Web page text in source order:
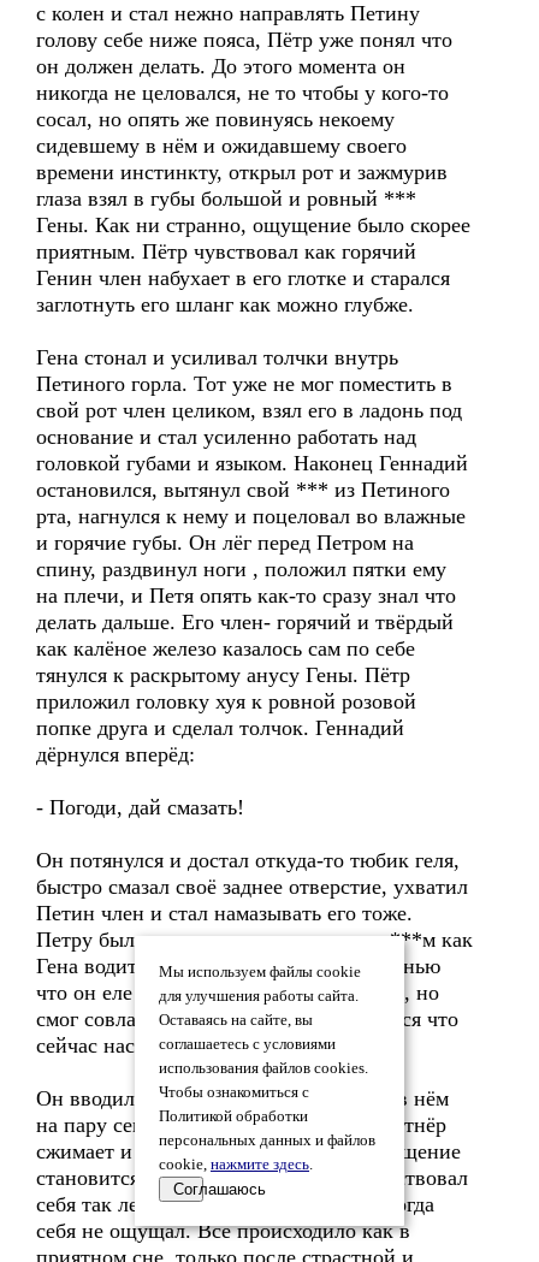
с колен и стал нежно направлять Петину
голову себе ниже пояса, Пётр уже понял что
он должен делать. До этого момента он
никогда не целовался, не то чтобы у кого-то
сосал, но опять же повинуясь некоему
сидевшему в нём и ожидавшему своего
времени инстинкту, открыл рот и зажмурив
глаза взял в губы большой и ровный ***
Гены. Как ни странно, ощущение было скорее
приятным. Пётр чувствовал как горячий
Генин член набухает в его глотке и старался
заглотнуть его шланг как можно глубже.
Гена стонал и усиливал толчки внутрь
Петиного горла. Тот уже не мог поместить в
свой рот член целиком, взял его в ладонь под
основание и стал усиленно работать над
головкой губами и языком. Наконец Геннадий
остановился, вытянул свой *** из Петиного
рта, нагнулся к нему и поцеловал во влажные
и горячие губы. Он лёг перед Петром на
спину, раздвинул ноги , положил пятки ему
на плечи, и Петя опять как-то сразу знал что
делать дальше. Его член- горячий и твёрдый
как калёное железо казалось сам по себе
тянулся к раскрытому анусу Гены. Пётр
приложил головку хуя к ровной розовой
попке друга и сделал толчок. Геннадий
дёрнулся вперёд:
- Погоди, дай смазать!
Он потянулся и достал откуда-то тюбик геля,
быстро смазал своё заднее отверстие, ухватил
Петин член и стал намазывать его тоже.
Петру было так приятно чувствовать ***м как
Гена водит по нему своей горячей ладонью
что он еле сдержался чтобы не кончить, но
смог совладать с собой так как догадался что
сейчас наступит самое интересное.
Он вводил член в зад Гены, оставался в нём
на пару секунд, чувствовал как его партнёр
сжимает и разжимает анус от чего ощущение
становится ещё более приятным и чувствовал
себя так легко и свободно как ещё никогда
себя не ощущал. Всё происходило как в
приятном сне, только после страстной и
Мы используем файлы cookie
для улучшения работы сайта.
Оставаясь на сайте, вы
соглашаетесь с условиями
использования файлов cookies.
Чтобы ознакомиться с
Политикой обработки
персональных данных и файлов
cookie, нажмите здесь.
Соглашаюсь